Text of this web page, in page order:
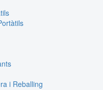
i Reballing